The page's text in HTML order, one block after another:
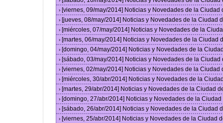
› [viernes, 09/may/2014] Noticias y Novedades de la
› [jueves, 08/may/2014] Noticias y Novedades de la Ciudad
› [miércoles, 07/may/2014] Noticias y Novedades de la
› [martes, 06/may/2014] Noticias y Novedades de la Ciudad
› [domingo, 04/may/2014] Noticias y Novedades de la
› [sábado, 03/may/2014] Noticias y Novedades de la
› [viernes, 02/may/2014] Noticias y Novedades de la
› [miércoles, 30/abr/2014] Noticias y Novedades de la
› [martes, 29/abr/2014] Noticias y Novedades de la Ciudad
› [domingo, 27/abr/2014] Noticias y Novedades de la
› [sábado, 26/abr/2014] Noticias y Novedades de la Ciudad
› [viernes, 25/abr/2014] Noticias y Novedades de la Ciudad